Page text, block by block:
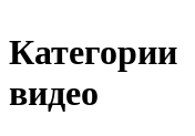
Категории
видео